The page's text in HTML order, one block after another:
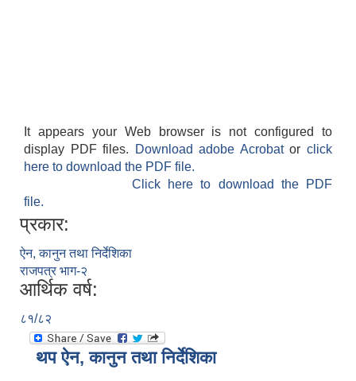
It appears your Web browser is not configured to
display PDF files.
Download adobe Acrobatorclick
here to download the PDF file.
Click here to download the PDF
file.
प्रकार:
ऐन, कानुन तथा निर्देशिका
राजपत्र भाग-२
आर्थिक वर्ष:
८१/८२
थप ऐन, कानुन तथा निर्देशिका